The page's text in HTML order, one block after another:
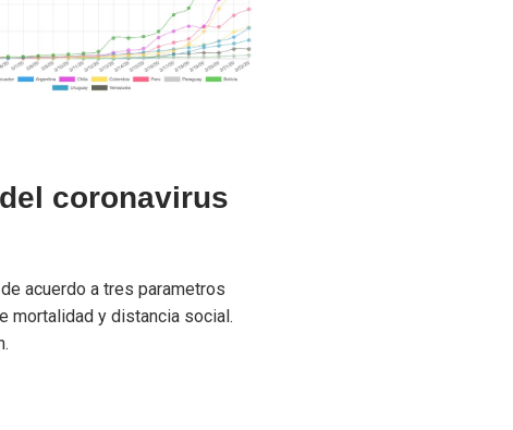
coronavirus
acuerdo a tres parametros
mortalidad y distancia social.